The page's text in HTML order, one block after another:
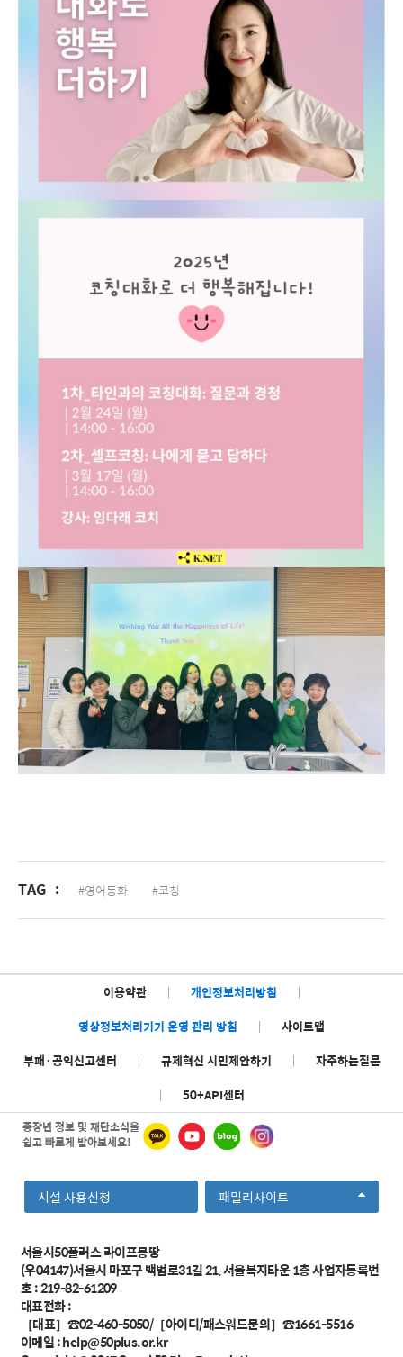
TAG : #영어동화 #코칭
이용약관 | 개인정보처리방침
|
영상정보처리기기 운영 관리 방침
|
사이트맵
부패·공익신고센터
| 규제혁신 시민제안하기 |
자주하는질문
|
50+API센터
중장년 정보 및 재단소식을
쉽고 빠르게 받아보세요!
시설 사용신청 패밀리사이트선
택
서울시50플러스 라이프몽땅
(우04147)서울시 마포구 백범로31길 21, 서울복지타운 1층 사업자등록번
호 : 219-82-61209
대표전화 :
［대표］☎02-460-5050/［아이디/패스워드문의］☎1661-5516
이메일 :help@50plus.or.kr